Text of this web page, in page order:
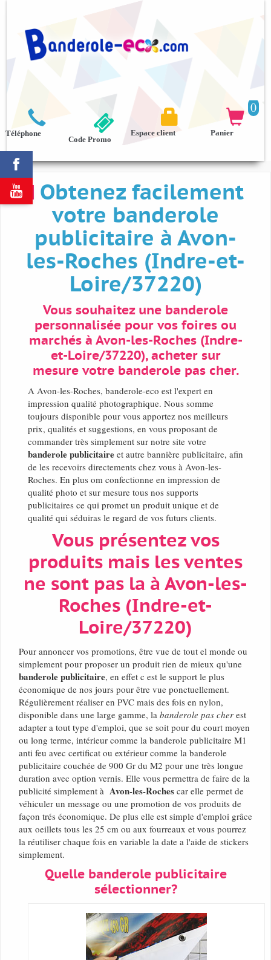



Téléphone
0

Panier

Espace client
Code Promo
Obtenez facilement
votre banderole
publicitaire à Avon-
les-Roches (Indre-et-
Loire/37220)
Vous souhaitez une banderole
personnalisée pour vos foires ou
marchés à Avon-les-Roches (Indre-
et-Loire/37220), acheter sur
mesure votre banderole pas cher.
A Avon-les-Roches, banderole-eco est l'expert en
impression qualité photographique. Nous somme
toujours disponible pour vous apportez nos meilleurs
prix, qualités et suggestions, en vous proposant de
commander très simplement sur notre site votre
banderole publicitaire et autre bannière publicitaire, afin
de les recevoirs directements chez vous à Avon-les-
Roches. En plus om confectionne en impression de
qualité photo et sur mesure tous nos supports
publicitaires ce qui promet un produit unique et de
qualité qui séduiras le regard de vos futurs clients.
Vous présentez vos
produits mais les ventes
ne sont pas la à Avon-les-
Roches (Indre-et-
Loire/37220)
Pour annoncer vos promotions, être vue de tout el monde ou
simplement pour proposer un produit rien de mieux qu'une
banderole publicitaire, en effet c est le support le plus
économique de nos jours pour être vue ponctuellement.
Régulièrement réaliser en PVC mais des fois en nylon,
disponible dans une large gamme, la banderole pas cher est
adapter a tout type d'emploi, que se soit pour du court moyen
ou long terme, intérieur comme la banderole publicitaire M1
anti feu avec certificat ou extérieur comme la banderole
publicitaire couchée de 900 Gr du M2 pour une très longue
duration avec option vernis. Elle vous permettra de faire de la
publicité simplement à Avon-les-Roches car elle permet de
véhiculer un message ou une promotion de vos produits de
façon trés économique. De plus elle est simple d'emploi grâce
aux oeillets tous les 25 cm ou aux fourreaux et vous pourrez
la réutiliser chaque fois en variable la date a l'aide de stickers
simplement.
Quelle banderole publicitaire
sélectionner?